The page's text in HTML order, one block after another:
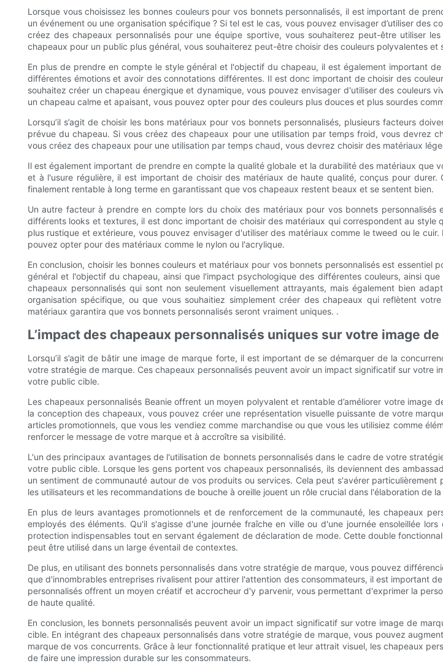
Lorsque vous choisissez les bonnes couleurs pour vos bonnets personnalisés, il est important de
un événement ou une organisation spécifique ? Si tel est le cas, vous pouvez envisager d’utiliser des
créez des chapeaux personnalisés pour une équipe sportive, vous souhaiterez peut-être utiliser
chapeaux pour un public plus général, vous souhaiterez peut-être choisir des couleurs polyvalentes
En plus de prendre en compte le style général et l'objectif du chapeau, il est également important
différentes émotions et avoir des connotations différentes. Il est donc important de choisir des
souhaitez créer un chapeau énergique et dynamique, vous pouvez envisager d'utiliser des couleurs
un chapeau calme et apaisant, vous pouvez opter pour des couleurs plus douces et plus sourdes
Lorsqu’il s’agit de choisir les bons matériaux pour vos bonnets personnalisés, plusieurs facteurs
prévue du chapeau. Si vous créez des chapeaux pour une utilisation par temps froid, vous devrez
vous créez des chapeaux pour une utilisation par temps chaud, vous devrez choisir des matériaux
Il est également important de prendre en compte la qualité globale et la durabilité des matériaux que
et à l'usure régulière, il est important de choisir des matériaux de haute qualité, conçus pour
finalement rentable à long terme en garantissant que vos chapeaux restent beaux et se sentent bien.
Un autre facteur à prendre en compte lors du choix des matériaux pour vos bonnets
différents looks et textures, il est donc important de choisir des matériaux qui correspondent au
plus rustique et extérieure, vous pouvez envisager d'utiliser des matériaux comme le tweed ou le
pouvez opter pour des matériaux comme le nylon ou l'acrylique.
En conclusion, choisir les bonnes couleurs et matériaux pour vos bonnets personnalisés est
général et l'objectif du chapeau, ainsi que l'impact psychologique des différentes couleurs, ainsi
chapeaux personnalisés qui sont non seulement visuellement attrayants, mais également bien
organisation spécifique, ou que vous souhaitiez simplement créer des chapeaux qui reflètent
matériaux garantira que vos bonnets personnalisés seront vraiment uniques. .
L’impact des chapeaux personnalisés uniques sur votre image de
Lorsqu’il s’agit de bâtir une image de marque forte, il est important de se démarquer de la
votre stratégie de marque. Ces chapeaux personnalisés peuvent avoir un impact significatif sur
votre public cible.
Les chapeaux personnalisés Beanie offrent un moyen polyvalent et rentable d’améliorer votre
la conception des chapeaux, vous pouvez créer une représentation visuelle puissante de votre
articles promotionnels, que vous les vendiez comme marchandise ou que vous les utilisiez comme
renforcer le message de votre marque et à accroître sa visibilité.
L'un des principaux avantages de l'utilisation de bonnets personnalisés dans le cadre de votre
votre public cible. Lorsque les gens portent vos chapeaux personnalisés, ils deviennent des
un sentiment de communauté autour de vos produits ou services. Cela peut s'avérer
les utilisateurs et les recommandations de bouche à oreille jouent un rôle crucial dans l'élaboration de
En plus de leurs avantages promotionnels et de renforcement de la communauté, les chapeaux
employés des éléments. Qu'il s'agisse d'une journée fraîche en ville ou d'une journée ensoleillée
protection indispensables tout en servant également de déclaration de mode. Cette double
peut être utilisé dans un large éventail de contextes.
De plus, en utilisant des bonnets personnalisés dans votre stratégie de marque, vous pouvez
que d'innombrables entreprises rivalisent pour attirer l'attention des consommateurs, il est important
personnalisés offrent un moyen créatif et accrocheur d'y parvenir, vous permettant d'exprimer la
de haute qualité.
En conclusion, les bonnets personnalisés peuvent avoir un impact significatif sur votre image de
cible. En intégrant des chapeaux personnalisés dans votre stratégie de marque, vous pouvez
marque de vos concurrents. Grâce à leur fonctionnalité pratique et leur attrait visuel, les chapeaux
de faire une impression durable sur les consommateurs.